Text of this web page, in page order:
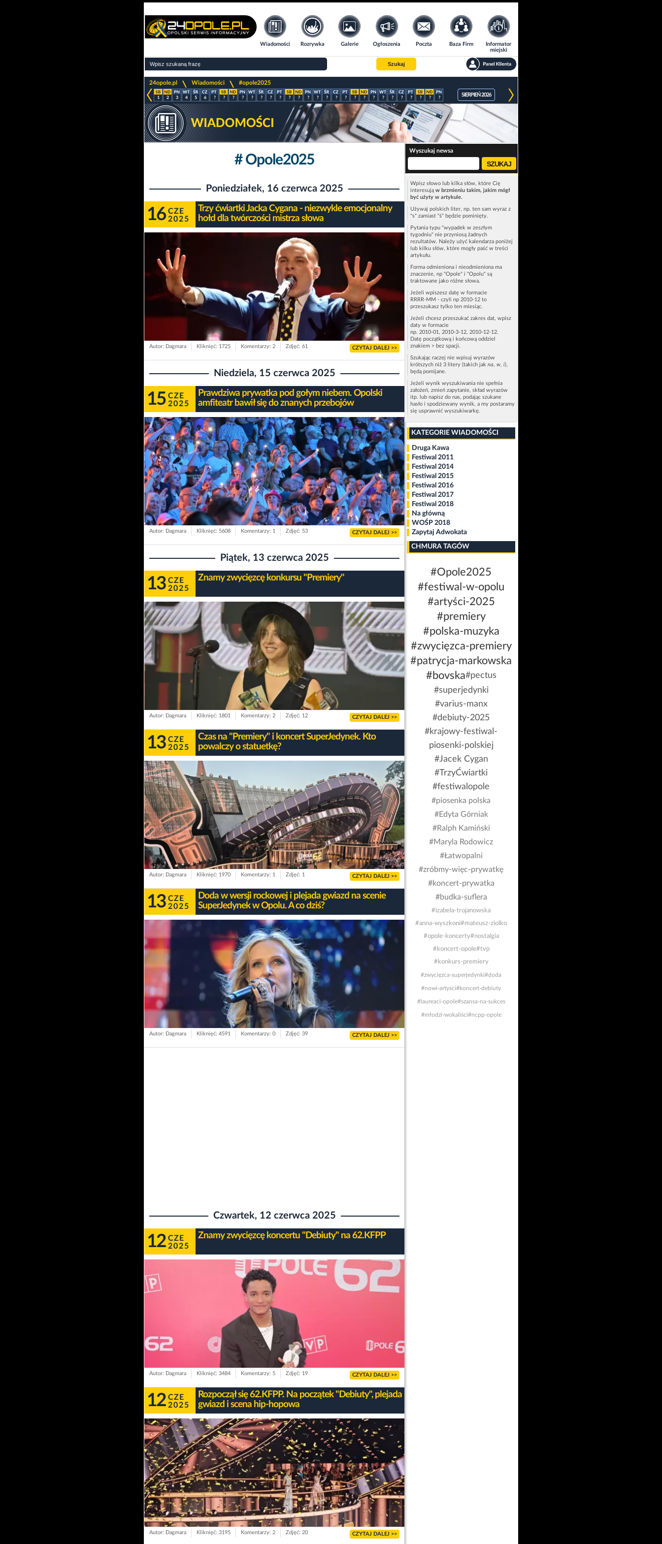
Wiadomości Rozrywka Galerie Ogłoszenia Poczta Baza Firm
Informator
miejski
Szukaj
24opole.pl
>
Wiadomości
>
#opole2025
1 2 3 4 5 6 ? ? ? ? ? ? ? ? ? ? ? ? ? ? ? ? ? ? ? ? ? ? ? ? ?
SIERPIEŃ 2026
# Opole2025
Poniedziałek, 16 czerwca 2025
16 CZE
2025
Trzy ćwiartki Jacka Cygana - niezwykle emocjonalny
hołd dla twórczości mistrza słowa
Autor: Dagmara Kliknięć: 1725 Komentarzy: 2 Zdjęć: 61 CZYTAJ DALEJ >>
Niedziela, 15 czerwca 2025
15 CZE
2025
Prawdziwa prywatka pod gołym niebem. Opolski
amfiteatr bawił się do znanych przebojów
Autor: Dagmara Kliknięć: 5608 Komentarzy: 1 Zdjęć: 53 CZYTAJ DALEJ >>
Piątek, 13 czerwca 2025
13 CZE
2025
Znamy zwycięzcę konkursu "Premiery"
Autor: Dagmara Kliknięć: 1801 Komentarzy: 2 Zdjęć: 12 CZYTAJ DALEJ >>
13 CZE
2025
Czas na "Premiery" i koncert SuperJedynek. Kto
powalczy o statuetkę?
Autor: Dagmara Kliknięć: 1970 Komentarzy: 1 Zdjęć: 1 CZYTAJ DALEJ >>
13 CZE
2025
Doda w wersji rockowej i plejada gwiazd na scenie
SuperJedynek w Opolu. A co dziś?
Autor: Dagmara Kliknięć: 4591 Komentarzy: 0 Zdjęć: 39 CZYTAJ DALEJ >>
Czwartek, 12 czerwca 2025
12 CZE
2025
Znamy zwycięzcę koncertu "Debiuty" na 62.KFPP
Autor: Dagmara Kliknięć: 3484 Komentarzy: 5 Zdjęć: 19 CZYTAJ DALEJ >>
12 CZE
2025
Rozpoczął się 62.KFPP. Na początek "Debiuty", plejada
gwiazd i scena hip-hopowa
Autor: Dagmara Kliknięć: 3195 Komentarzy: 2 Zdjęć: 20 CZYTAJ DALEJ >>
Wyszukaj newsa
Wpisz słowo lub kilka słów, które Cię
interesują w brzmieniu takim, jakim mógł
być użyty w artykule.
Używaj polskich liter, np. ten sam wyraz z
"s" zamiast "ś" będzie pominięty.
Pytania typu "wypadek w zeszłym
tygodniu" nie przyniosą żadnych
rezultatów. Należy użyć kalendarza poniżej
lub kilku słów, które mogły paść w treści
artykułu.
Forma odmieniona i nieodmieniona ma
znaczenie, np "Opole" i "Opolu" są
traktowane jako różne słowa.
Jeżeli wpiszesz datę w formacie
RRRR-MM - czyli np 2010-12 to
przeszukasz tylko ten miesiąc.
Jeżeli chcesz przeszukać zakres dat, wpisz
daty w formacie
np. 2010-01, 2010-3-12, 2010-12-12.
Datę początkową i końcową oddziel
znakiem > bez spacji.
Szukając raczej nie wpisuj wyrazów
krótszych niż 3 litery (takich jak na, w, i),
będą pomijane.
Jeżeli wynik wyszukiwania nie spełnia
założeń, zmień zapytanie, skład wyrazów
itp. lub napisz do nas, podając szukane
hasło i spodziewany wynik, a my postaramy
się usprawnić wyszukiwarkę.
KATEGORIE WIADOMOŚCI
Druga Kawa
Festiwal 2011
Festiwal 2014
Festiwal 2015
Festiwal 2016
Festiwal 2017
Festiwal 2018
Na główną
WOŚP 2018
Zapytaj Adwokata
CHMURA TAGÓW
#Opole2025
#festiwal-w-opolu
#artyści-2025
#premiery
#polska-muzyka
#zwycięzca-premiery
#patrycja-markowska
#bovska#pectus
#superjedynki
#varius-manx
#debiuty-2025
#krajowy-festiwal-
piosenki-polskiej
#Jacek Cygan
#TrzyĆwiartki
#festiwalopole
#piosenka polska
#Edyta Górniak
#Ralph Kamiński
#Maryla Rodowicz
#Łatwopalni
#zróbmy-więc-prywatkę
#koncert-prywatka
#budka-suflera
#izabela-trojanowska
#anna-wyszkoni#mateusz-ziolko
#opole-koncerty#nostalgia
#koncert-opole#tvp
#konkurs-premiery
#zwycięzca-superjedynki#doda
#nowi-artysci#koncert-debiuty
#laureaci-opole#szansa-na-sukces
#młodzi-wokaliści#ncpp-opole